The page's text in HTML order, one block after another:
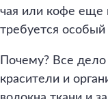
чая или кофе еще
требуется
Почему? Все дело
красители и